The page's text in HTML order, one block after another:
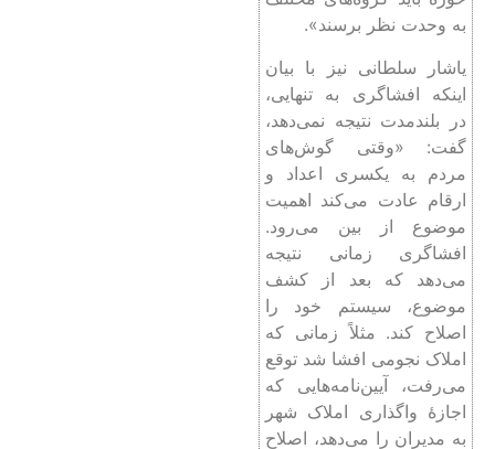
اینکه افشاگری به تنهایی،
در بلند‌مدت نتیجه نمی‌دهد،
گفت: «وقتی گوش‌های
مردم به یکسری اعداد و
ارقام عادت می‌کند اهمیت
موضوع از بین می‌رود.
افشاگری زمانی نتیجه
می‌دهد که بعد از کشف
موضوع، سیستم خود را
اصلاح کند. مثلاً زمانی که
املاک نجومی افشا شد توقع
می‌رفت، آیین‌نامه‌هایی که
اجازۀ واگذاری املاک شهر
به مدیران را می‌دهد، اصلاح
شود اما متأسفانه نه
آیین‌نامه اصلاح شد نه آن
پرونده‌ها بررسی شد».